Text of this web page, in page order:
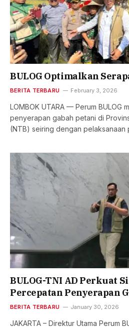
BULOG Optimalkan
BERITA TERBARU February 3, 2026
LOMBOK UTARA — Perum BULOG
penyerapan gabah petani di
(NTB) seiring dengan pelaksanaan
BULOG-TNI AD Perkuat
Percepatan Penyerapan
BERITA TERBARU January 30, 2026
JAKARTA – Direktur Utama Perum